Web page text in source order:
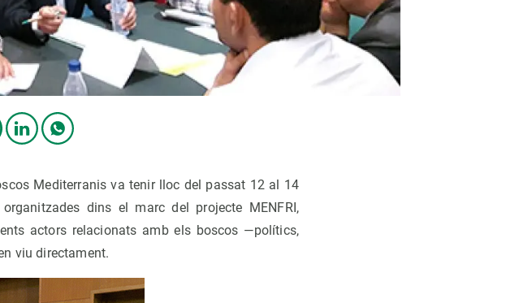
Mediterranis va tenir lloc del passat 12 al 14
dins el marc del projecte MENFRI,
actors relacionats amb els boscos —polítics,
viu directament.